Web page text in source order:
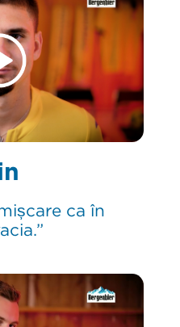
ca în